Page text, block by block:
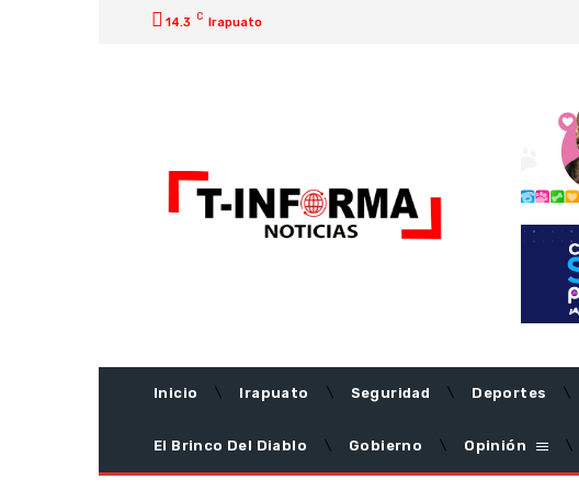
14.3 C Irapuato
Inicio Irapuato Seguridad Deportes
El Brinco Del Diablo Gobierno Opinión